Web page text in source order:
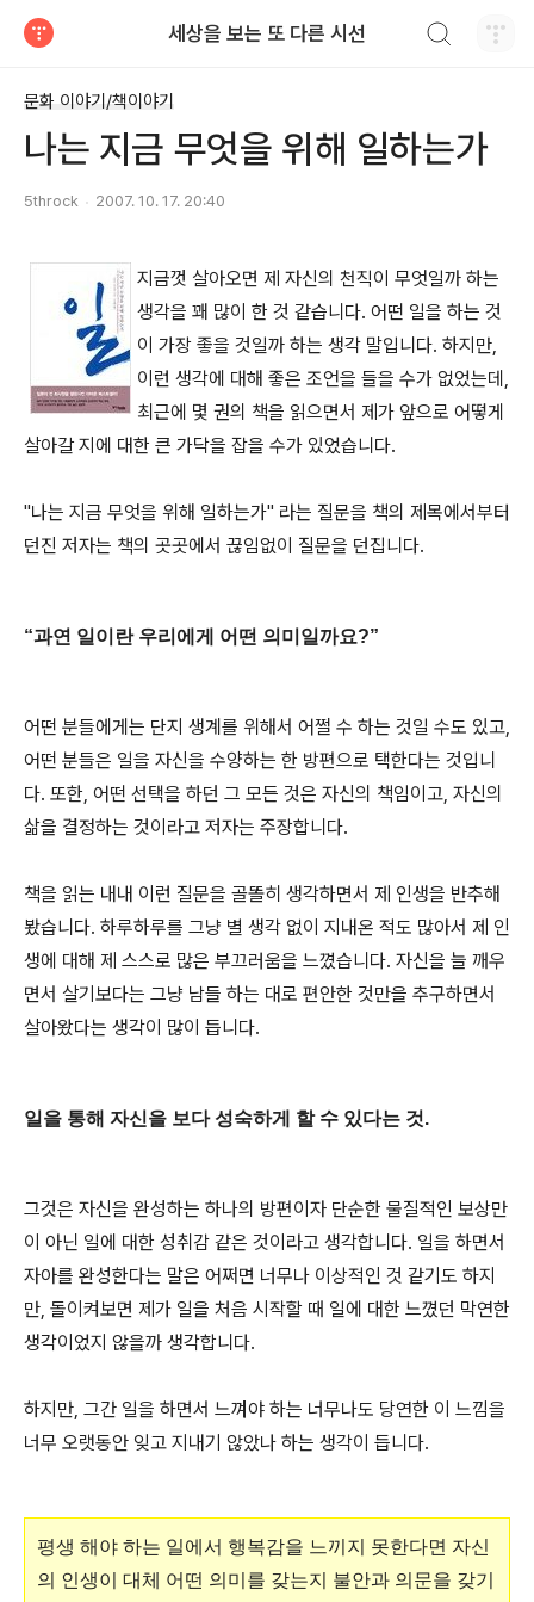
세상을 보는 또 다른 시선
문화 이야기/책이야기
나는 지금 무엇을 위해 일하는가
5throck 2007. 10. 17. 20:40
지금껏 살아오면 제 자신의 천직이 무엇일까 하는
생각을 꽤 많이 한 것 같습니다. 어떤 일을 하는 것
이 가장 좋을 것일까 하는 생각 말입니다. 하지만,
이런 생각에 대해 좋은 조언을 들을 수가 없었는데,
최근에 몇 권의 책을 읽으면서 제가 앞으로 어떻게
살아갈 지에 대한 큰 가닥을 잡을 수가 있었습니다.
"나는 지금 무엇을 위해 일하는가" 라는 질문을 책의 제목에서부터
던진 저자는 책의 곳곳에서 끊임없이 질문을 던집니다.
“과연 일이란 우리에게 어떤 의미일까요?”
어떤 분들에게는 단지 생계를 위해서 어쩔 수 하는 것일 수도 있고,
어떤 분들은 일을 자신을 수양하는 한 방편으로 택한다는 것입니
다. 또한, 어떤 선택을 하던 그 모든 것은 자신의 책임이고, 자신의
삶을 결정하는 것이라고 저자는 주장합니다.
책을 읽는 내내 이런 질문을 골똘히 생각하면서 제 인생을 반추해
봤습니다. 하루하루를 그냥 별 생각 없이 지내온 적도 많아서 제 인
생에 대해 제 스스로 많은 부끄러움을 느꼈습니다. 자신을 늘 깨우
면서 살기보다는 그냥 남들 하는 대로 편안한 것만을 추구하면서
살아왔다는 생각이 많이 듭니다.
일을 통해 자신을 보다 성숙하게 할 수 있다는 것.
그것은 자신을 완성하는 하나의 방편이자 단순한 물질적인 보상만
이 아닌 일에 대한 성취감 같은 것이라고 생각합니다. 일을 하면서
자아를 완성한다는 말은 어쩌면 너무나 이상적인 것 같기도 하지
만, 돌이켜보면 제가 일을 처음 시작할 때 일에 대한 느꼈던 막연한
생각이었지 않을까 생각합니다.
하지만, 그간 일을 하면서 느껴야 하는 너무나도 당연한 이 느낌을
너무 오랫동안 잊고 지내기 않았나 하는 생각이 듭니다.
평생 해야 하는 일에서 행복감을 느끼지 못한다면 자신
의 인생이 대체 어떤 의미를 갖는지 불안과 의문을 갖기